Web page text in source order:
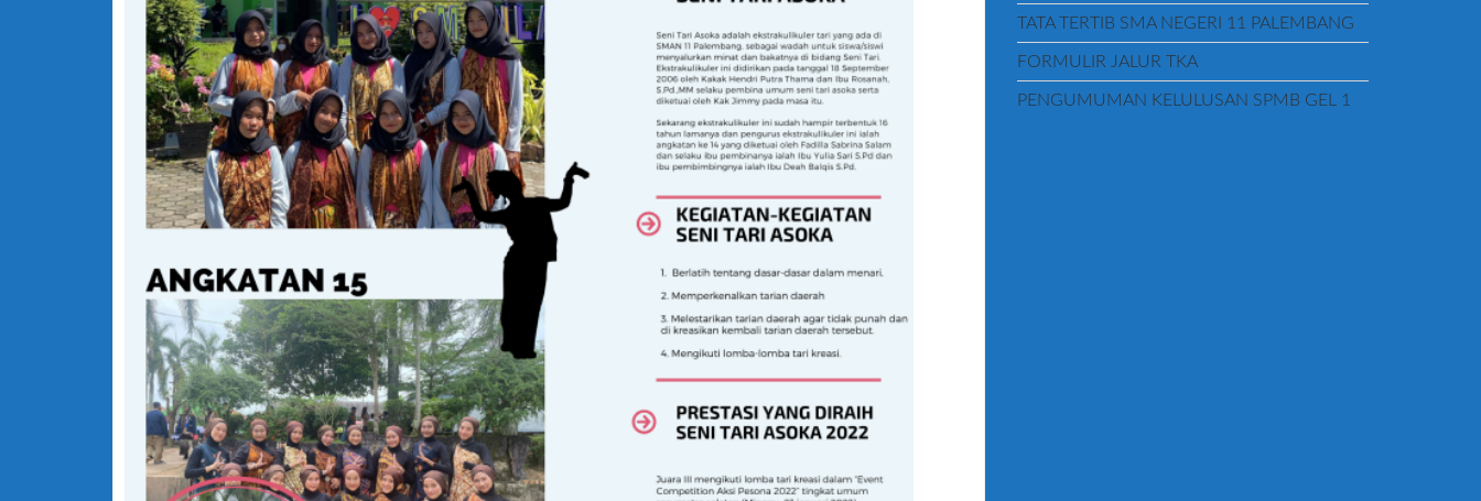
TATA TERTIB SMA NEGERI 11 PALEMBANG
FORMULIR JALUR TKA
PENGUMUMAN KELULUSAN SPMB GEL 1